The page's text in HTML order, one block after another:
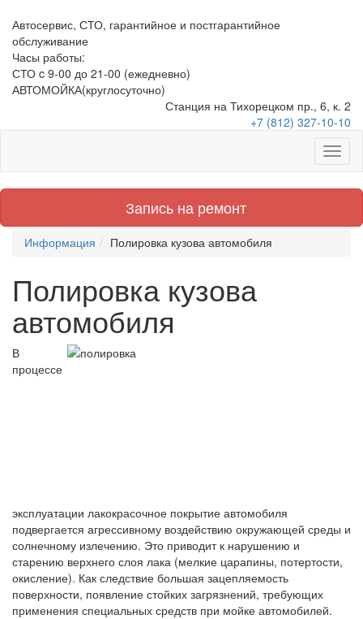
Автосервис, СТО, гарантийное и постгарантийное
обслуживание
Часы работы:
СТО c 9-00 до 21-00 (ежедневно)
АВТОМОЙКА(круглосуточно)
Станция на Тихорецком пр., 6, к. 2
+7 (812) 327-10-10
Запись на ремонт
Информация Полировка кузова автомобиля
Полировка кузова
автомобиля
В
процессе
эксплуатации лакокрасочное покрытие автомобиля
подвергается агрессивному воздействию окружающей среды и
солнечному излечению. Это приводит к нарушению и
старению верхнего слоя лака (мелкие царапины, потертости,
окисление). Как следствие большая зацепляемость
поверхности, появление стойких загрязнений, требующих
применения специальных средств при мойке автомобилей.